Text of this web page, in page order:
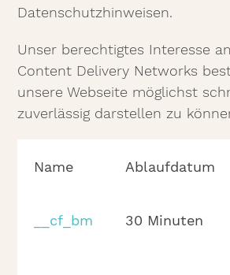
Datenschutzhinweisen.
Unser berechtigtes Interesse
Content Delivery Networks
unsere Webseite möglichst
zuverlässig darstellen zu
Name Ablaufdatum
__cf_bm 30 Minuten